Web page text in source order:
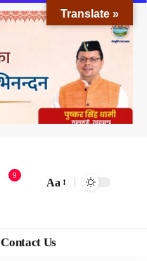
9
Aa
Contact Us
Translate »